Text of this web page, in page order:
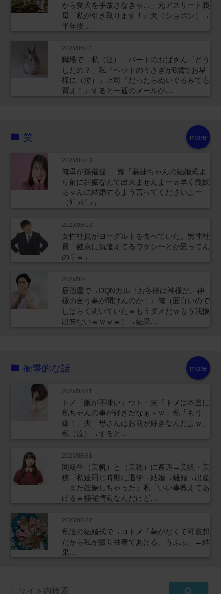
から愛犬を手放さなきゃ…」元アスリート義
母『私が引き取ります！』犬（ショボン）→
半年後…
2025/06/14
職場で→私（泣）→パートのおばさん「どう
したの？」私「ペットのうさぎが8歳でお星
様に（泣）」上司『だったらぬいぐるみでも
買え！』すると一通のメールが…
more
笑
2025/08/13
俺母が孫催促 → 嫁「義妹ちゃんの結婚式よ
り前に妊娠なんて出来ませんよーｗ早く義妹
ちゃんに結婚するよう言ってくださいよー
（ｹﾞﾗｹﾞﾗ」
2025/08/13
女性社員がヨーグルトを食べていた。男性社
員「健康に気遣えてるワタシ〜とか思ってん
の？ｗ」
2025/08/11
居酒屋で→DQNカル『お客様は神様だ。神
様の言う事が聞けんのか！』俺（面白いので
しばらく聞いていたｗもうダメだｗもう我慢
出来ないｗｗｗｗ）→結果…
more
衝撃的な話
2025/08/31
トメ「飯が不味い」ウト・夫「トメは本当に
私ちゃんの事が好きだなぁ～ｗ」私「もう
嫌！」夫「母さんはお前が好きなんだよｗ」
私（泣）→すると…
2025/08/31
同級生（美帆）と（美穂）に遭遇→美帆・美
穂『私達同じ時期に退学→結婚→離婚→出産
→また妊娠しちゃった』私「いい事教えてあ
げるｗ極秘情報なんだけど…
2025/08/22
私達の結婚式で→コトメ「華がなくて可哀想
だから私が振り袖着てあげる。うふふ」→結
果…